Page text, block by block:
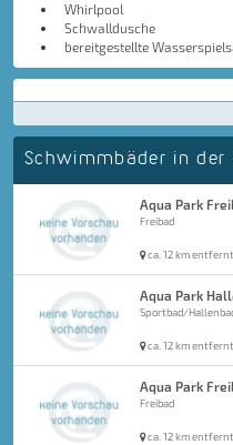
Whirlpool
Schwalldusche
bereitgestellte
Schwimmbäder in der
Aqua Park
Freibad
ca. 12 km entfernt
Aqua Park
Sportbad/
ca. 12 km entfernt
Aqua Park
Freibad
ca. 12 km entfernt